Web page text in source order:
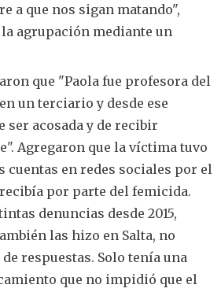
a que nos sigan matando",
agrupación mediante un
que "Paola fue profesora del
un terciario y desde ese
ser acosada y de recibir
Agregaron que la víctima tuvo
cuentas en redes sociales por el
por parte del femicida.
denuncias desde 2015,
las hizo en Salta, no
respuestas. Solo tenía una
que no impidió que el